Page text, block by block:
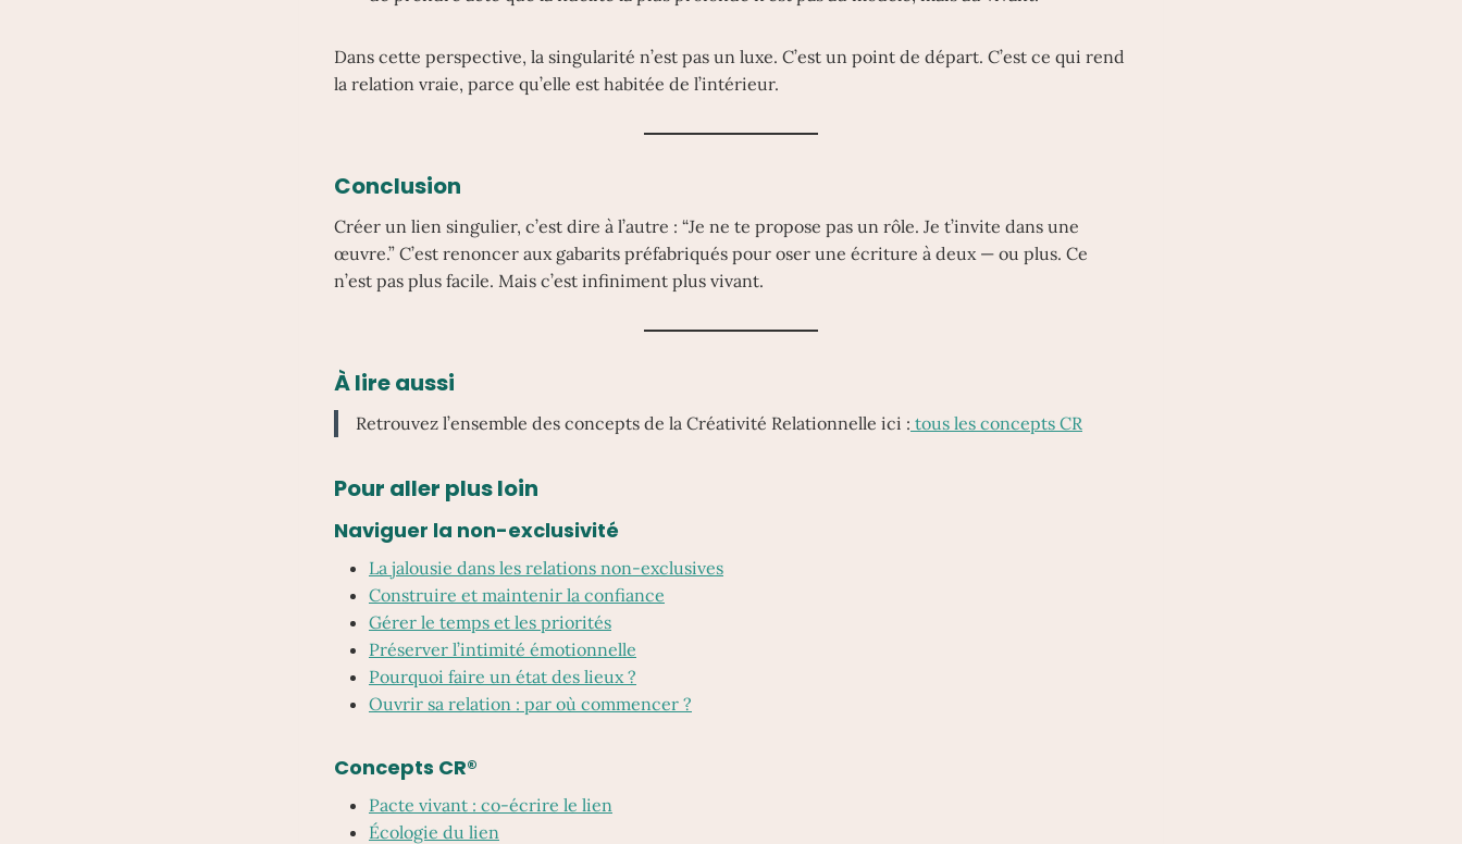
Dans cette perspective, la singularité n’est pas un luxe. C’est un point de départ. C’est ce qui rend
la relation vraie, parce qu’elle est habitée de l’intérieur.
Conclusion
Créer un lien singulier, c’est dire à l’autre : “Je ne te propose pas un rôle. Je t’invite dans une
œuvre.” C’est renoncer aux gabarits préfabriqués pour oser une écriture à deux — ou plus. Ce
n’est pas plus facile. Mais c’est infiniment plus vivant.
À lire aussi
Retrouvez l’ensemble des concepts de la Créativité Relationnelle ici : tous les concepts CR
Pour aller plus loin
Naviguer la non-exclusivité
La jalousie dans les relations non-exclusives
Construire et maintenir la confiance
Gérer le temps et les priorités
Préserver l’intimité émotionnelle
Pourquoi faire un état des lieux ?
Ouvrir sa relation : par où commencer ?
Concepts CR®
Pacte vivant : co-écrire le lien
Écologie du lien